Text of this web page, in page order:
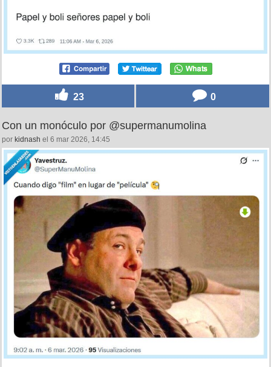
23 0
Con un monóculo por @supermanumolina
por kidnash el 6 mar 2026, 14:45